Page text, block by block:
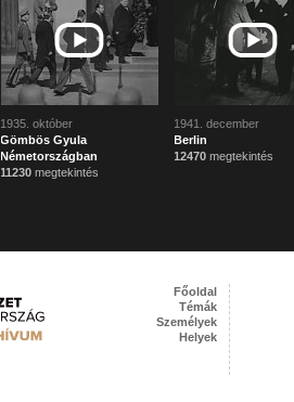
1935. október
Gömbös Gyula
Németországban
11230 megtekintés
1941. december
Berlin
12470 megtekintés
Főoldal
Témák
Személyek
Helyek